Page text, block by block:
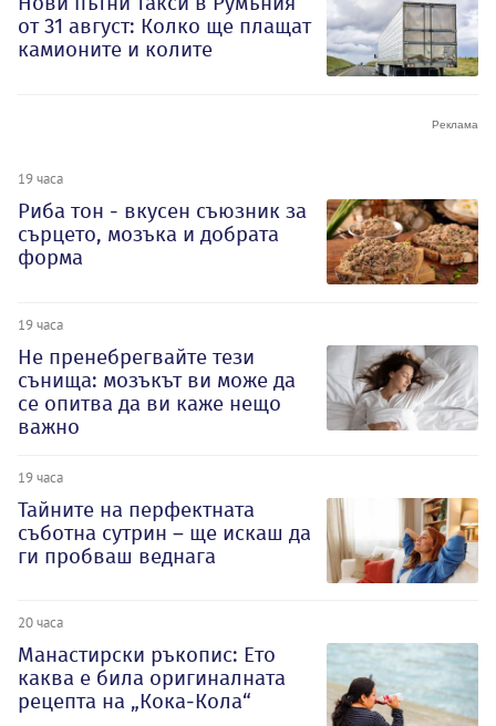
от 31 август: Колко ще плащат
камионите и колите
19 часа
Риба тон - вкусен съюзник за
сърцето, мозъка и добрата
форма
19 часа
Не пренебрегвайте тези
сънища: мозъкът ви може да
се опитва да ви каже нещо
важно
19 часа
Тайните на перфектната
съботна сутрин – ще искаш да
ги пробваш веднага
20 часа
Манастирски ръкопис: Ето
каква е била оригиналната
рецепта на „Кока-Кола“